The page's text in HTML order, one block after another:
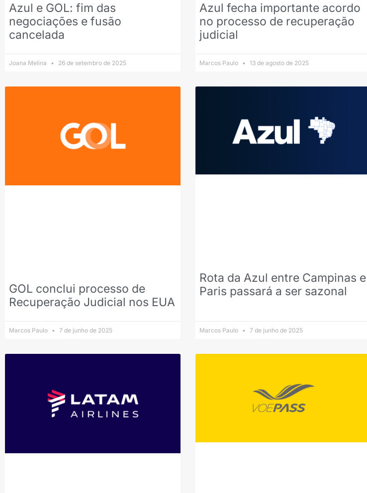
Azul e GOL: fim das
negociações e fusão
cancelada
Joana Melina 26 de setembro de 2025
Azul fecha importante acordo
no processo de recuperação
judicial
Marcos Paulo 13 de agosto de 2025
GOL conclui processo de
Recuperação Judicial nos EUA
Marcos Paulo 7 de junho de 2025
Rota da Azul entre Campinas e
Paris passará a ser sazonal
Marcos Paulo 7 de junho de 2025